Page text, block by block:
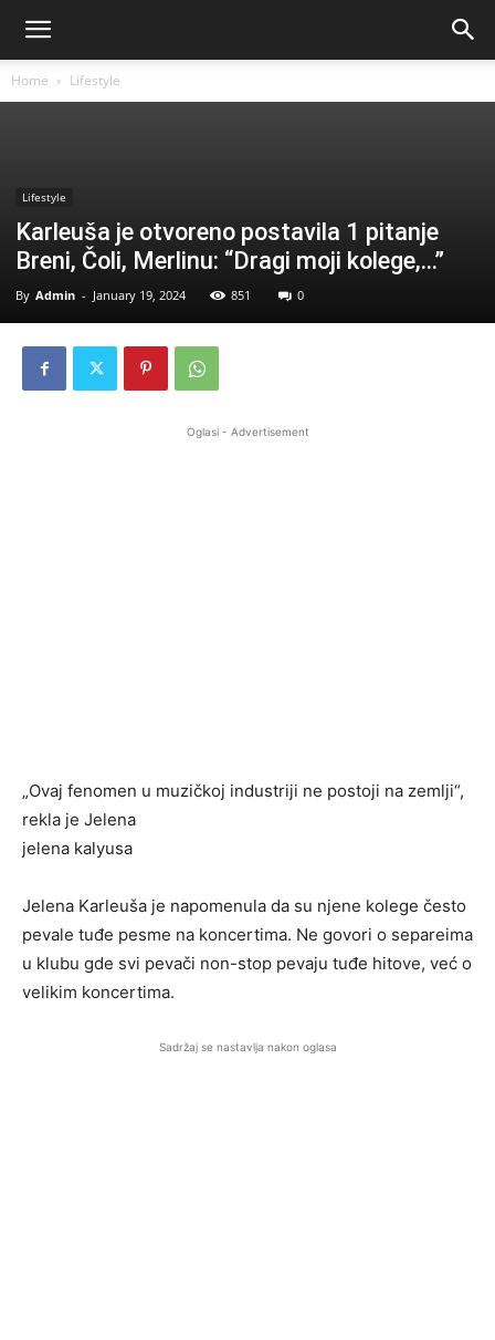
Home Lifestyle
Lifestyle
Karleuša je otvoreno postavila 1 pitanje
Breni, Čoli, Merlinu: “Dragi moji kolege,…”
By Admin - January 19, 2024 851 0
Oglasi - Advertisement
„Ovaj fenomen u muzičkoj industriji ne postoji na zemlji“,
rekla je Jelena
jelena kalyusa
Jelena Karleuša je napomenula da su njene kolege često
pevale tuđe pesme na koncertima. Ne govori o separeima
u klubu gde svi pevači non-stop pevaju tuđe hitove, već o
velikim koncertima.
Sadržaj se nastavlja nakon oglasa